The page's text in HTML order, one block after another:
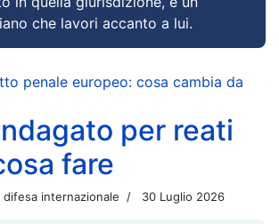
che lavori accanto a lui.
penale europeo: cosa cambia da
per reati
fare
internazionale 30 Luglio 2026